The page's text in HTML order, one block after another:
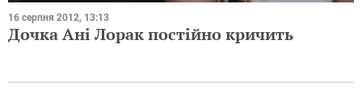
16 серпня 2012, 13:13
Дочка Ані Лорак постійно кричить